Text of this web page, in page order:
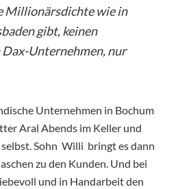
Millionärsdichte wie in
gibt, keinen
Dax-Unternehmen, nur
Unternehmen in Bochum
Aral Abends im Keller und
Sohn Willi bringt es dann
zu den Kunden. Und bei
und in Handarbeit den